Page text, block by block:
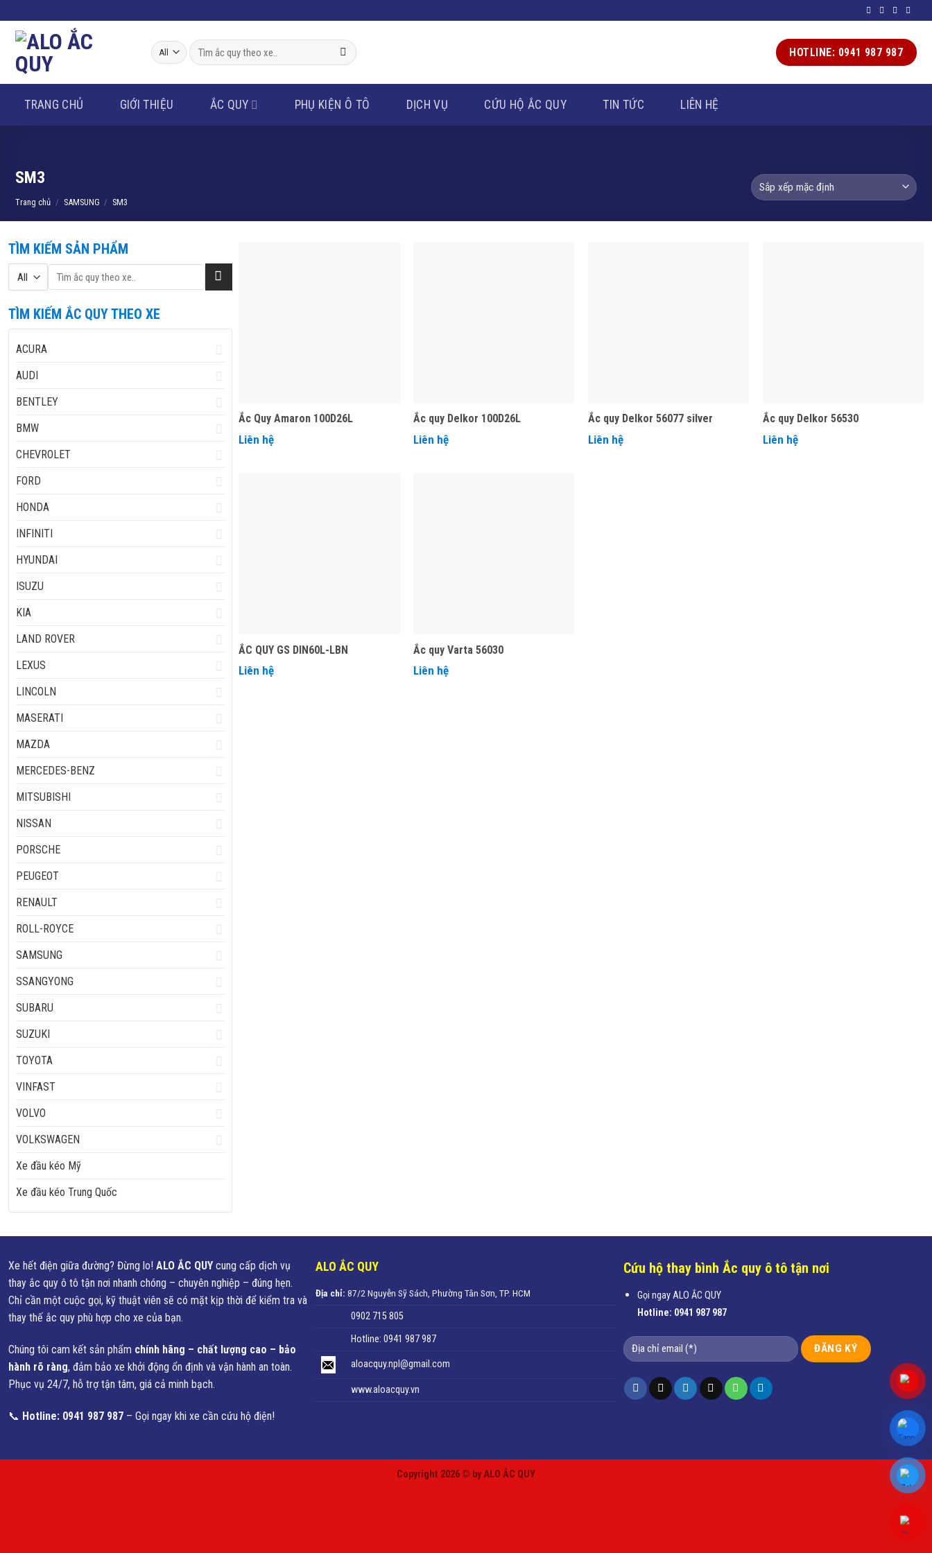
to
content
Tìm
kiếm:
HOTLINE: 0941 987 987
TRANG CHỦ GIỚI THIỆU ẮC QUY PHỤ KIỆN Ô TÔ DỊCH VỤ CỨU HỘ ẮC QUY TIN TỨC LIÊN HỆ
SM3
Trang chủ / SAMSUNG / SM3
TÌM KIẾM SẢN PHẨM
Tìm
kiếm:
TÌM KIẾM ẮC QUY THEO XE
ACURA
AUDI
BENTLEY
BMW
CHEVROLET
FORD
HONDA
INFINITI
HYUNDAI
ISUZU
KIA
LAND ROVER
LEXUS
LINCOLN
MASERATI
MAZDA
MERCEDES-BENZ
MITSUBISHI
NISSAN
PORSCHE
PEUGEOT
RENAULT
ROLL-ROYCE
SAMSUNG
SSANGYONG
SUBARU
SUZUKI
TOYOTA
VINFAST
VOLVO
VOLKSWAGEN
Xe đầu kéo Mỹ
Xe đầu kéo Trung Quốc
Ắc Quy Amaron 100D26L
Liên hệ
Ắc quy Delkor 100D26L
Liên hệ
Ắc quy Delkor 56077 silver
Liên hệ
Ắc quy Delkor 56530
Liên hệ
ẮC QUY GS DIN60L-LBN
Liên hệ
Ắc quy Varta 56030
Liên hệ
Xe hết điện giữa đường? Đừng lo! ALO ẮC QUY cung cấp dịch vụ
thay ắc quy ô tô tận nơi nhanh chóng – chuyên nghiệp – đúng hẹn.
Chỉ cần một cuộc gọi, kỹ thuật viên sẽ có mặt kịp thời để kiểm tra và
thay thế ắc quy phù hợp cho xe của bạn.
Chúng tôi cam kết sản phẩm chính hãng – chất lượng cao – bảo
hành rõ ràng, đảm bảo xe khởi động ổn định và vận hành an toàn.
Phục vụ 24/7, hỗ trợ tận tâm, giá cả minh bạch.
📞 Hotline: 0941 987 987 – Gọi ngay khi xe cần cứu hộ điện!
ALO ẮC QUY
Địa chỉ: 87/2 Nguyễn Sỹ Sách, Phường Tân Sơn, TP. HCM
0902 715 805
Hotline: 0941 987 987
aloacquy.npl@gmail.com
www.aloacquy.vn
Cứu hộ thay bình Ắc quy ô tô tận nơi
Gọi ngay ALO ẮC QUY
Hotline: 0941 987 987
Copyright 2026 © by ALO ẮC QUY